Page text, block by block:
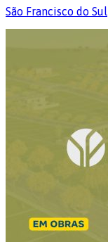
São Francisco do Sul